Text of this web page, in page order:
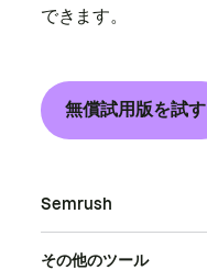
できます。
無償試用版を試す
Semrush
その他のツール